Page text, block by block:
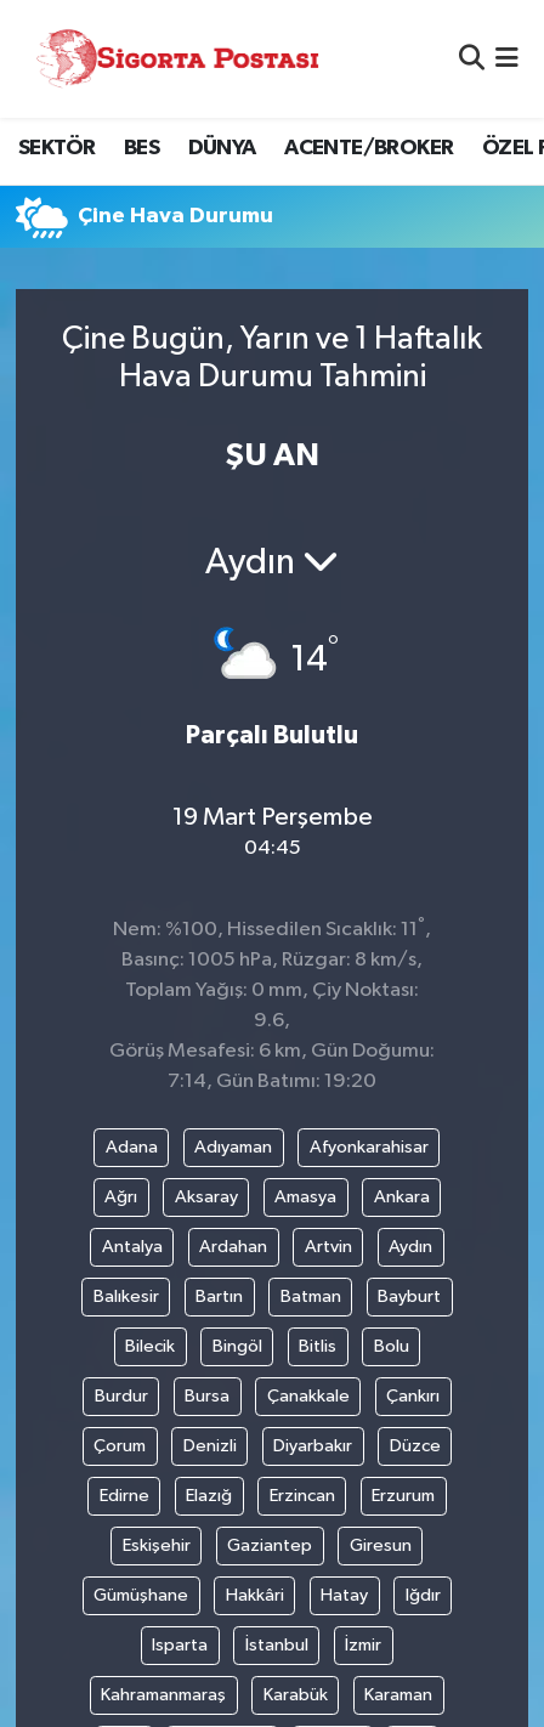
SEKTÖR BES DÜNYA ACENTE/BROKER ÖZEL
Çine Hava Durumu
Çine Bugün, Yarın ve 1 Haftalık
Hava Durumu Tahmini
ŞU AN
Aydın
14°
Parçalı Bulutlu
19 Mart Perşembe
04:45
Nem: %100, Hissedilen Sıcaklık: 11 ° ,
Basınç: 1005 hPa, Rüzgar: 8 km/s,
Toplam Yağış: 0 mm, Çiy Noktası:
9.6,
Görüş Mesafesi: 6 km, Gün Doğumu:
7:14, Gün Batımı: 19:20
Adana Adıyaman Afyonkarahisar
Ağrı Aksaray Amasya Ankara
Antalya Ardahan Artvin Aydın
Balıkesir Bartın Batman Bayburt
Bilecik Bingöl Bitlis Bolu
Burdur Bursa Çanakkale Çankırı
Çorum Denizli Diyarbakır Düzce
Edirne Elazığ Erzincan Erzurum
Eskişehir Gaziantep Giresun
Gümüşhane Hakkâri Hatay Iğdır
Isparta İstanbul İzmir
Kahramanmaraş Karabük Karaman
Nöbetçi Eczaneler
Hava Durumu
Namaz Vakitleri
Süper Lig Puan Durumu ve Fikstür
Son Dakika Haberleri